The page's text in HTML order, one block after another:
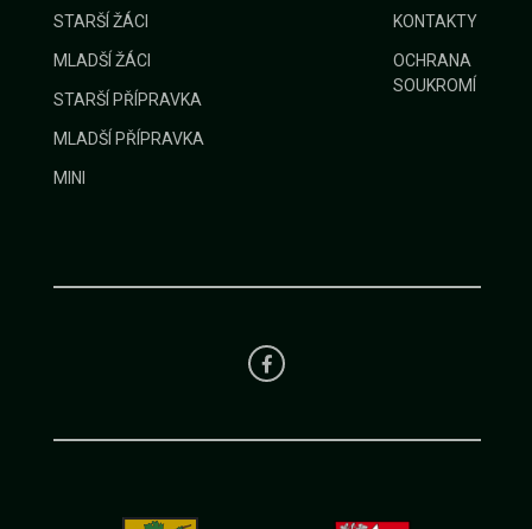
STARŠÍ ŽÁCI
MLADŠÍ ŽÁCI
STARŠÍ PŘÍPRAVKA
MLADŠÍ PŘÍPRAVKA
MINI
KONTAKTY
OCHRANA
SOUKROMÍ